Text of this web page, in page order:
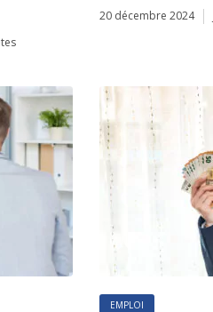
20 décembre 2024
EMPLOI